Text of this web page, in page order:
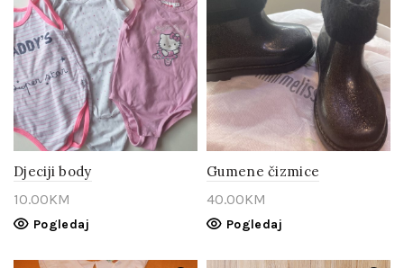
Djeciji body
10.00KM
Pogledaj
Gumene čizmice
40.00KM
Pogledaj